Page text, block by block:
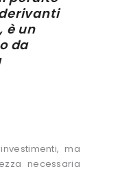
è un
da
ma
necessaria